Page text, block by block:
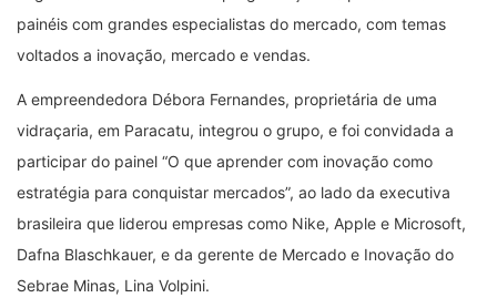
painéis com grandes especialistas do mercado, com temas
voltados a inovação, mercado e vendas.
A empreendedora Débora Fernandes, proprietária de uma
vidraçaria, em Paracatu, integrou o grupo, e foi convidada a
participar do painel “O que aprender com inovação como
estratégia para conquistar mercados”, ao lado da executiva
brasileira que liderou empresas como Nike, Apple e Microsoft,
Dafna Blaschkauer, e da gerente de Mercado e Inovação do
Sebrae Minas, Lina Volpini.